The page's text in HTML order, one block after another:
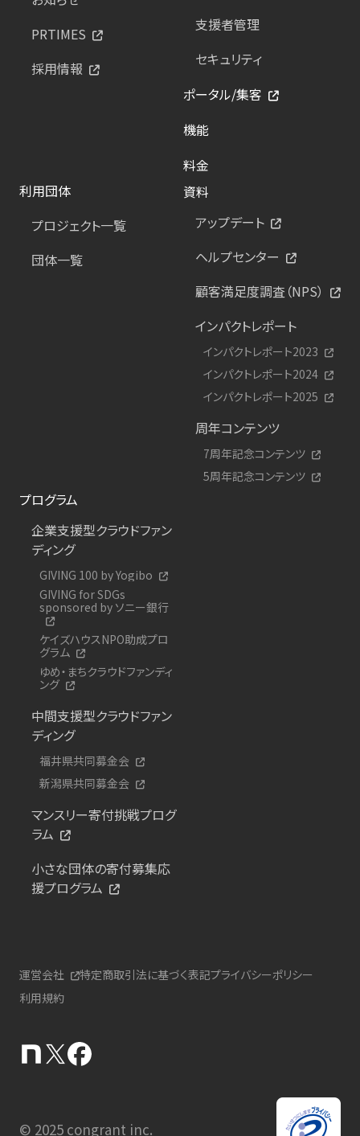
PRTIMES
採用情報
支援者管理
セキュリティ
ポータル/集客
機能
料金
利用団体
プロジェクト一覧
団体一覧
資料
アップデート
ヘルプセンター
顧客満足度調査（NPS）
インパクトレポート
インパクトレポート2023
インパクトレポート2024
インパクトレポート2025
周年コンテンツ
7周年記念コンテンツ
5周年記念コンテンツ
プログラム
企業支援型クラウドファン
ディング
GIVING 100 by Yogibo
GIVING for SDGs
sponsored by ソニー銀行
ケイズハウスNPO助成プロ
グラム
ゆめ・まちクラウドファンディ
ング
中間支援型クラウドファン
ディング
福井県共同募金会
新潟県共同募金会
マンスリー寄付挑戦プログ
ラム
小さな団体の寄付募集応
援プログラム
運営会社 特定商取引法に基づく表記プライバシーポリシー
利用規約
© 2025 congrant inc.